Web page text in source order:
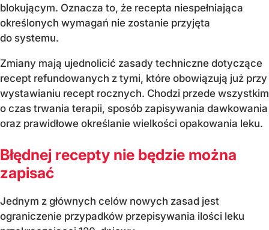
blokującym. Oznacza to, że recepta niespełniająca
określonych wymagań nie zostanie przyjęta
do systemu.
Zmiany mają ujednolicić zasady techniczne dotyczące
recept refundowanych z tymi, które obowiązują już przy
wystawianiu recept rocznych. Chodzi przede wszystkim
o czas trwania terapii, sposób zapisywania dawkowania
oraz prawidłowe określanie wielkości opakowania leku.
Błędnej recepty nie będzie można
zapisać
Jednym z głównych celów nowych zasad jest
ograniczenie przypadków przepisywania ilości leku